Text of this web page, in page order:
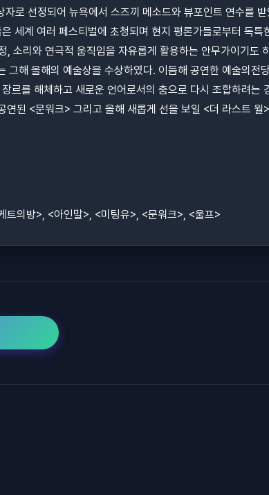
로 선정되어 뉴욕에서 스즈끼 메소드와 뷰포인트 연수를
세계 여러 페스티벌에 초청되며 현지 평론가들로부터 독특
소리와 연극적 움직임을 자유롭게 활용하는 안무가이기도
해 올해의 예술상을 수상하였다. 이듬해 공연한 예술의전
를 해체하고 새로운 언어로서의 춤으로 다시 조합하려는
된 <문워크> 그리고 올해 새롭게 선을 보일 <더 라스트 월
의방>, <아인말>, <미팅유>, <문워크>, <울프>